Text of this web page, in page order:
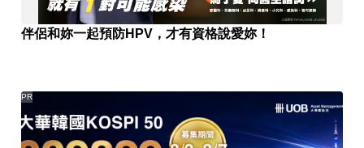
伴侶和妳一起預防HPV，才有資格說愛妳！
PR